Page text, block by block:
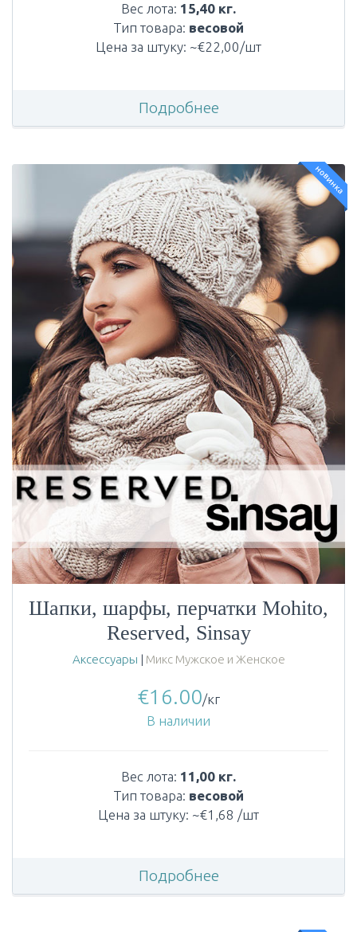
Вес лота: 15,40 кг.
Тип товара: весовой
Цена за штуку: ~€22,00/шт
Подробнее
новинка
Шапки, шарфы, перчатки Mohito,
Reserved, Sinsay
Аксессуары | Микс Мужское и Женское
€16.00/кг
В наличии
Вес лота: 11,00 кг.
Тип товара: весовой
Цена за штуку: ~€1,68 /шт
Подробнее